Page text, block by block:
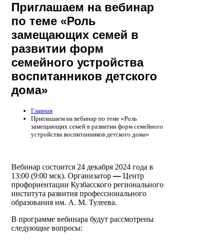
Приглашаем на вебинар
по теме «Роль
замещающих семей в
развитии форм
семейного устройства
воспитанников детского
дома»
Главная
Приглашаем на вебинар по теме «Роль
замещающих семей в развитии форм семейного
устройства воспитанников детского дома»
Вебинар состоится 24 декабря 2024 года в
13:00 (9:00 мск). Организатор — Центр
профориентации Кузбасского регионального
института развития профессионального
образования им. А. М. Тулеева.
В программе вебинара будут рассмотрены
следующие вопросы: